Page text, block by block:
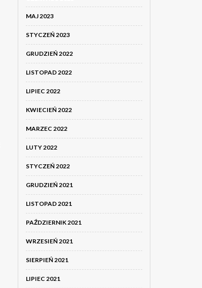
MAJ 2023
STYCZEŃ 2023
GRUDZIEŃ 2022
LISTOPAD 2022
LIPIEC 2022
KWIECIEŃ 2022
MARZEC 2022
LUTY 2022
STYCZEŃ 2022
GRUDZIEŃ 2021
LISTOPAD 2021
PAŹDZIERNIK 2021
WRZESIEŃ 2021
SIERPIEŃ 2021
LIPIEC 2021